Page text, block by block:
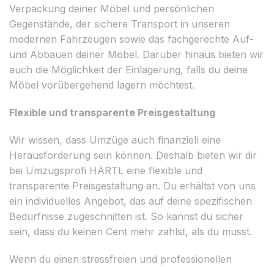
Verpackung deiner Möbel und persönlichen
Gegenstände, der sichere Transport in unseren
modernen Fahrzeugen sowie das fachgerechte Auf-
und Abbauen deiner Möbel. Darüber hinaus bieten wir
auch die Möglichkeit der Einlagerung, falls du deine
Möbel vorübergehend lagern möchtest.
Flexible und transparente Preisgestaltung
Wir wissen, dass Umzüge auch finanziell eine
Herausforderung sein können. Deshalb bieten wir dir
bei Umzugsprofi HÄRTL eine flexible und
transparente Preisgestaltung an. Du erhältst von uns
ein individuelles Angebot, das auf deine spezifischen
Bedürfnisse zugeschnitten ist. So kannst du sicher
sein, dass du keinen Cent mehr zahlst, als du musst.
Wenn du einen stressfreien und professionellen